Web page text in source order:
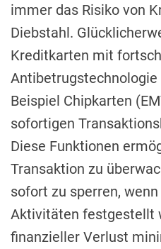
immer das Risiko von
Diebstahl.
Kreditkarten mit
Beispiel Chipkarten
sofortigen
Diese Funktionen
Transaktion zu
sofort zu sperren,
Aktivitäten festgestellt
finanzieller Verlust